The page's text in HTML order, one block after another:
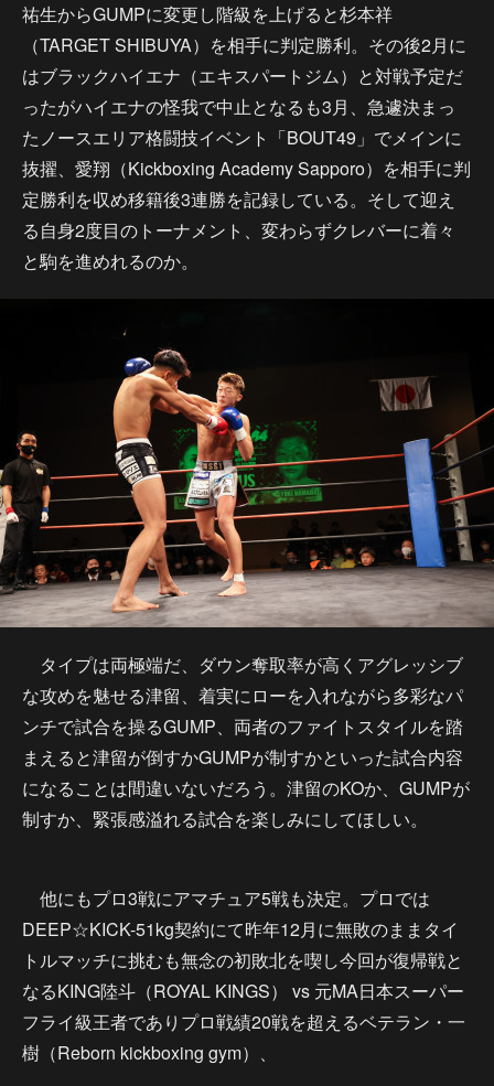
祐生からGUMPに変更し階級を上げると杉本祥
（TARGET SHIBUYA）を相手に判定勝利。その後2月に
はブラックハイエナ（エキスパートジム）と対戦予定だ
ったがハイエナの怪我で中止となるも3月、急遽決まっ
たノースエリア格闘技イベント「BOUT49」でメインに
抜擢、愛翔（Kickboxing Academy Sapporo）を相手に判
定勝利を収め移籍後3連勝を記録している。そして迎え
る自身2度目のトーナメント、変わらずクレバーに着々
と駒を進めれるのか。
タイプは両極端だ、ダウン奪取率が高くアグレッシブ
な攻めを魅せる津留、着実にローを入れながら多彩なパ
ンチで試合を操るGUMP、両者のファイトスタイルを踏
まえると津留が倒すかGUMPが制すかといった試合内容
になることは間違いないだろう。津留のKOか、GUMPが
制すか、緊張感溢れる試合を楽しみにしてほしい。
他にもプロ3戦にアマチュア5戦も決定。プロでは
DEEP☆KICK-51kg契約にて昨年12月に無敗のままタイ
トルマッチに挑むも無念の初敗北を喫し今回が復帰戦と
なるKING陸斗（ROYAL KINGS） vs 元MA日本スーパー
フライ級王者でありプロ戦績20戦を超えるベテラン・一
樹（Reborn kickboxing gym）、